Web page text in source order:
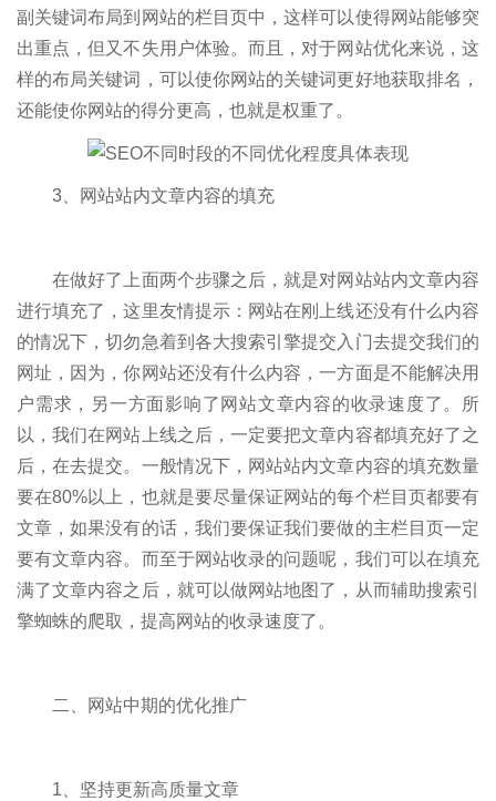
副关键词布局到网站的栏目页中，这样可以使得网站能够突
出重点，但又不失用户体验。而且，对于网站优化来说，这
样的布局关键词，可以使你网站的关键词更好地获取排名，
还能使你网站的得分更高，也就是权重了。
3、网站站内文章内容的填充
在做好了上面两个步骤之后，就是对网站站内文章内容
进行填充了，这里友情提示：网站在刚上线还没有什么内容
的情况下，切勿急着到各大搜索引擎提交入门去提交我们的
网址，因为，你网站还没有什么内容，一方面是不能解决用
户需求，另一方面影响了网站文章内容的收录速度了。所
以，我们在网站上线之后，一定要把文章内容都填充好了之
后，在去提交。一般情况下，网站站内文章内容的填充数量
要在80%以上，也就是要尽量保证网站的每个栏目页都要有
文章，如果没有的话，我们要保证我们要做的主栏目页一定
要有文章内容。而至于网站收录的问题呢，我们可以在填充
满了文章内容之后，就可以做网站地图了，从而辅助搜索引
擎蜘蛛的爬取，提高网站的收录速度了。
二、网站中期的优化推广
1、坚持更新高质量文章